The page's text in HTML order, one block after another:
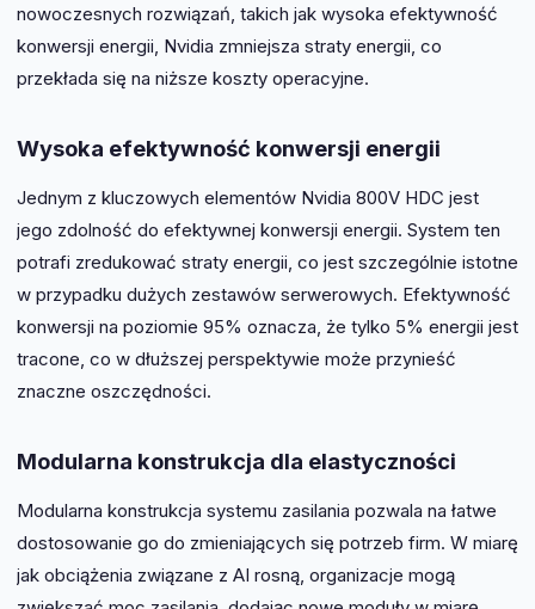
nowoczesnych rozwiązań, takich jak wysoka efektywność
konwersji energii, Nvidia zmniejsza straty energii, co
przekłada się na niższe koszty operacyjne.
Wysoka efektywność konwersji energii
Jednym z kluczowych elementów Nvidia 800V HDC jest
jego zdolność do efektywnej konwersji energii. System ten
potrafi zredukować straty energii, co jest szczególnie istotne
w przypadku dużych zestawów serwerowych. Efektywność
konwersji na poziomie 95% oznacza, że tylko 5% energii jest
tracone, co w dłuższej perspektywie może przynieść
znaczne oszczędności.
Modularna konstrukcja dla elastyczności
Modularna konstrukcja systemu zasilania pozwala na łatwe
dostosowanie go do zmieniających się potrzeb firm. W miarę
jak obciążenia związane z AI rosną, organizacje mogą